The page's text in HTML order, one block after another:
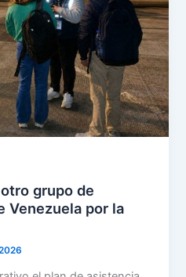
grupo de
Venezuela por la